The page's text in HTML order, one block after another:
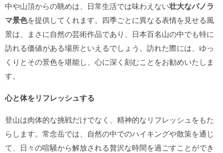
中や山頂からの眺めは、日常生活では味わえない壮大なパノラ
マ景色を提供してくれます。四季ごとに異なる表情を見せる風
景は、まさに自然の芸術作品であり、日本百名山の中でも特に
訪れる価値がある場所といえるでしょう。訪れた際には、ゆっ
くりとその景色を堪能し、心に深く刻むことをお勧めいたしま
す。
心と体をリフレッシュする
登山は肉体的な挑戦だけでなく、精神的なリフレッシュをもた
らします。常念岳では、自然の中でのハイキングや散策を通じ
て、日々の喧騒から解放される贅沢な時間を過ごすことができ